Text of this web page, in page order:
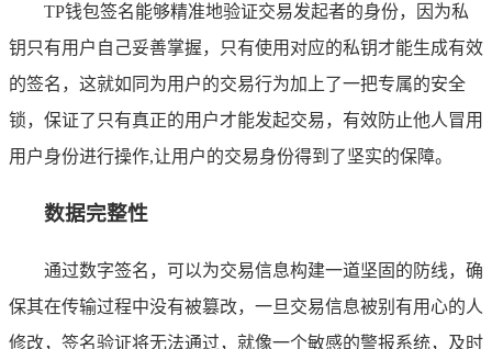
TP钱包签名能够精准地验证交易发起者的身份，因为私
钥只有用户自己妥善掌握，只有使用对应的私钥才能生成有效
的签名，这就如同为用户的交易行为加上了一把专属的安全
锁，保证了只有真正的用户才能发起交易，有效防止他人冒用
用户身份进行操作,让用户的交易身份得到了坚实的保障。
数据完整性
通过数字签名，可以为交易信息构建一道坚固的防线，确
保其在传输过程中没有被篡改，一旦交易信息被别有用心的人
修改，签名验证将无法通过，就像一个敏感的警报系统，及时